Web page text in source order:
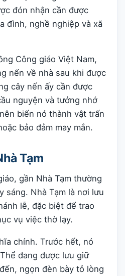
đón nhận cần được
đình, nghề nghiệp và xã
Công giáo Việt Nam,
nến về nhà sau khi được
cây nến ấy cần được
nguyện và tưởng nhớ
biến nó thành vật trấn
bảo đảm may mắn.
Tạm
gần Nhà Tạm thường
sáng. Nhà Tạm là nơi lưu
lễ, đặc biệt để trao
vụ việc thờ lạy.
chính. Trước hết, nó
đang được lưu giữ
ngọn đèn bày tỏ lòng